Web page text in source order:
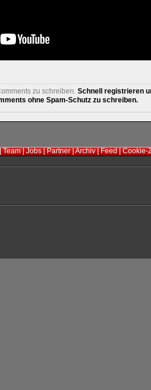
zu schreiben. Schnell registrieren
ohne Spam-Schutz zu schreiben.
Team|Jobs|Partner|Archiv|Feed|Cookie-